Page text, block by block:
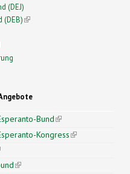
(DEJ)
(DEB)(link is external)
Bund(link is
external)
Kongress(link is
is external)
(link is external)